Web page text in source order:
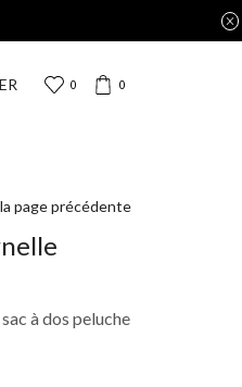
0 0
page précédente
à dos peluche